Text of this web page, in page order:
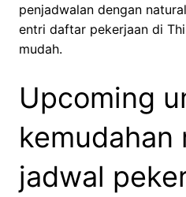
penjadwalan dengan
entri daftar pekerjaan di
mudah.
Upcoming
kemudahan
jadwal